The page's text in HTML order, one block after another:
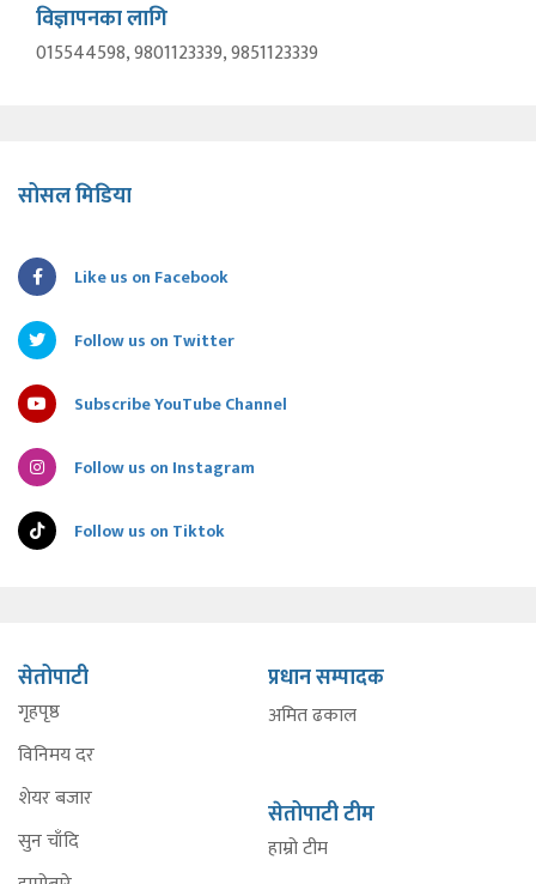
विज्ञापनका लागि
015544598, 9801123339, 9851123339
सोसल मिडिया
Like us on Facebook
Follow us on Twitter
Subscribe YouTube Channel
Follow us on Instagram
Follow us on Tiktok
सेतोपाटी
गृहपृष्ठ
विनिमय दर
शेयर बजार
सुन चाँदि
प्रधान सम्पादक
अमित ढकाल
सेतोपाटी टीम
हाम्रो टीम